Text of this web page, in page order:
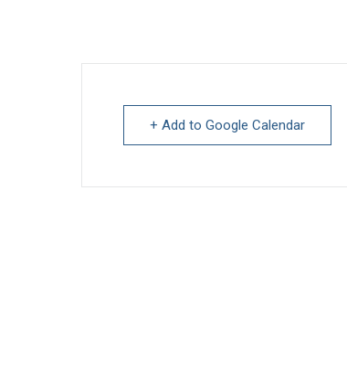
+ Add to Google Calendar